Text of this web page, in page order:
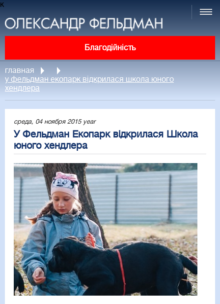
к
Благодійність
главная
у фельдман екопарк відкрилася школа юного
хендлера
среда, 04 ноября 2015 year
У Фельдман Екопарк відкрилася Школа
юного хендлера